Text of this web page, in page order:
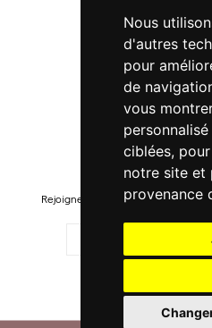
Nous
d'autres
pour
de
vous
ciblées,
notre site et
provenance
Promo
Promo
Promo
Rejoignez-notre liste pour recevoir